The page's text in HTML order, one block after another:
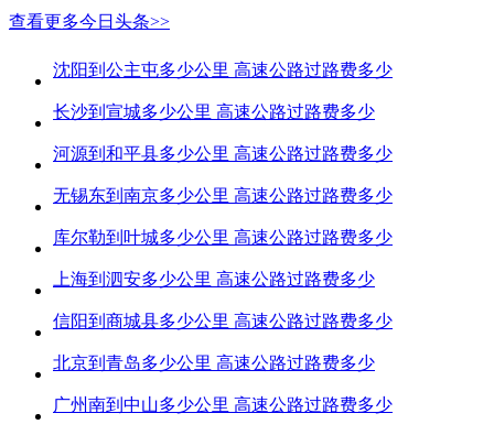
查看更多今日头条>>
沈阳到公主屯多少公里 高速公路过路费多少
长沙到宣城多少公里 高速公路过路费多少
河源到和平县多少公里 高速公路过路费多少
无锡东到南京多少公里 高速公路过路费多少
库尔勒到叶城多少公里 高速公路过路费多少
上海到泗安多少公里 高速公路过路费多少
信阳到商城县多少公里 高速公路过路费多少
北京到青岛多少公里 高速公路过路费多少
广州南到中山多少公里 高速公路过路费多少